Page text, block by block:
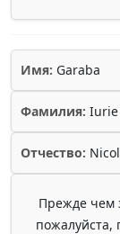
Имя: Garaba
Фамилия: Iurie
Отчество:
Прежде чем
пожалуйста,